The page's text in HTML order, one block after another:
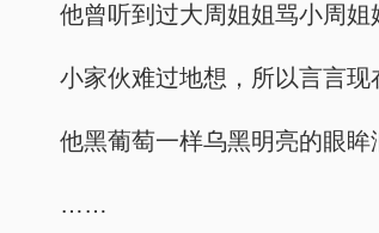
他曾听到过大周姐姐骂小周
小家伙难过地想，所以言言现
他黑葡萄一样乌黑明亮的眼眸
……